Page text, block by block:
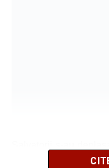
după o operațiune